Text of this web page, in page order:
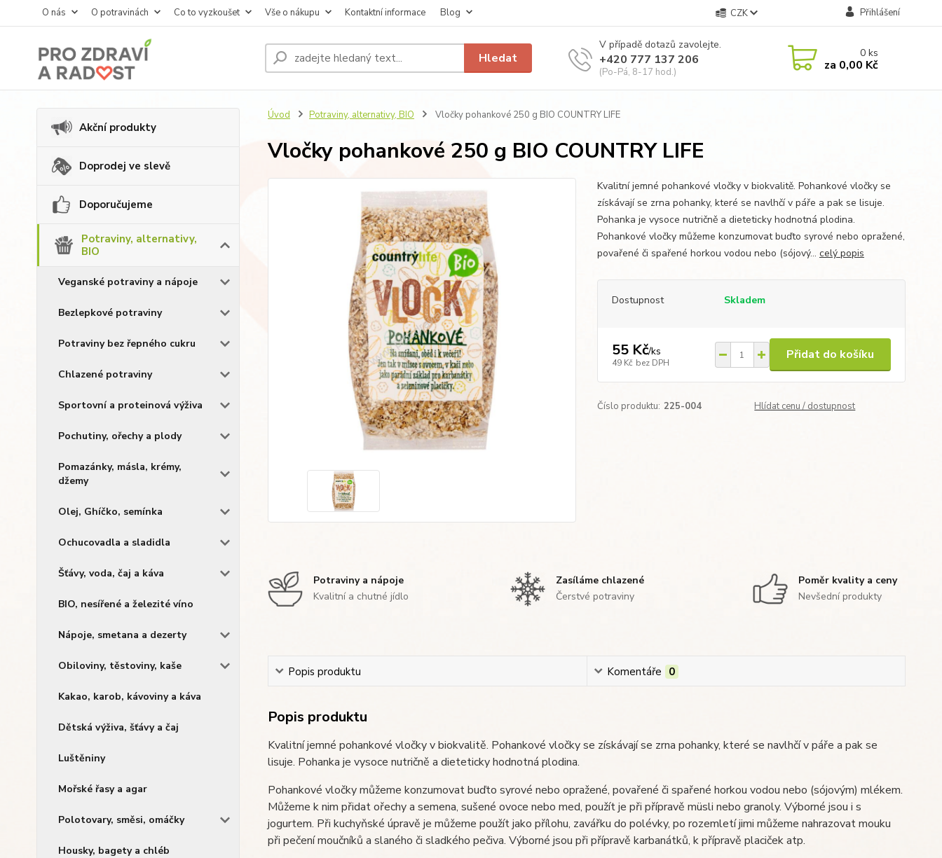
O nás O potravinách Co to vyzkoušet Vše o nákupu Kontaktní informace Blog CZK Přihlášení
Hledat
V případě dotazů zavolejte.
+420 777 137 206
(Po-Pá, 8-17 hod.)
0ks
za 0,00 Kč
Akční produkty
Doprodej ve slevě
Doporučujeme
Potraviny, alternativy,
BIO
Veganské potraviny a nápoje
Bezlepkové potraviny
Potraviny bez řepného cukru
Chlazené potraviny
Sportovní a proteinová výživa
Pochutiny, ořechy a plody
Pomazánky, másla, krémy,
džemy
Olej, Ghíčko, semínka
Ochucovadla a sladidla
Šťávy, voda, čaj a káva
BIO, nesířené a železité víno
Nápoje, smetana a dezerty
Obiloviny, těstoviny, kaše
Kakao, karob, kávoviny a káva
Dětská výživa, šťávy a čaj
Luštěniny
Mořské řasy a agar
Polotovary, směsi, omáčky
Housky, bagety a chléb
Úvod Potraviny, alternativy, BIO Vločky pohankové 250 g BIO COUNTRY LIFE
Vločky pohankové 250 g BIO COUNTRY LIFE
Kvalitní jemné pohankové vločky v biokvalitě. Pohankové vločky se
získávají se zrna pohanky, které se navlhčí v páře a pak se lisuje.
Pohanka je vysoce nutričně a dieteticky hodnotná plodina.
Pohankové vločky můžeme konzumovat buďto syrové nebo opražené,
povařené či spařené horkou vodou nebo (sójový... celý popis
Dostupnost Skladem
55 Kč/ks
49 Kč bez DPH
Přidat do košíku
Číslo produktu: 225-004 Hlídat cenu / dostupnost
Potraviny a nápoje
Kvalitní a chutné jídlo
Zasíláme chlazené
Čerstvé potraviny
Poměr kvality a ceny
Nevšední produkty
Popis produktu Komentáře 0
Popis produktu
Kvalitní jemné pohankové vločky v biokvalitě. Pohankové vločky se získávají se zrna pohanky, které se navlhčí v páře a pak se
lisuje. Pohanka je vysoce nutričně a dieteticky hodnotná plodina.
Pohankové vločky můžeme konzumovat buďto syrové nebo opražené, povařené či spařené horkou vodou nebo (sójovým) mlékem.
Můžeme k nim přidat ořechy a semena, sušené ovoce nebo med, použít je při přípravě müsli nebo granoly. Výborné jsou i s
jogurtem. Při kuchyňské úpravě je můžeme použít jako přílohu, zavářku do polévky, po rozemletí jimi můžeme nahrazovat mouku
při pečení moučníků a slaného či sladkého pečiva. Výborné jsou při přípravě karbanátků, k přípravě placiček atp.